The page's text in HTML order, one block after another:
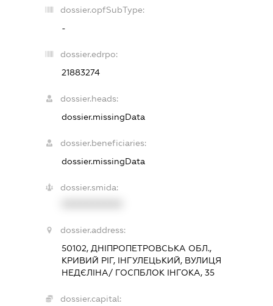
dossier.opfSubType:
-
dossier.edrpo:
21883274
dossier.heads:
dossier.missingData
dossier.beneficiaries:
dossier.missingData
dossier.smida:
dossier.address:
50102, ДНІПРОПЕТРОВСЬКА ОБЛ.,
КРИВИЙ РІГ, ІНГУЛЕЦЬКИЙ, ВУЛИЦЯ
НЕДЄЛІНА/ ГОСПБЛОК ІНГОКА, 35
dossier.capital: